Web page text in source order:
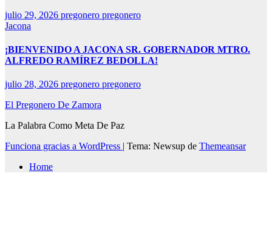
julio 29, 2026 pregonero pregonero
Jacona
¡BIENVENIDO A JACONA SR. GOBERNADOR MTRO.
ALFREDO RAMÍREZ BEDOLLA!
julio 28, 2026 pregonero pregonero
El Pregonero De Zamora
La Palabra Como Meta De Paz
Funciona gracias a WordPress | Tema: Newsup de Themeansar
Home